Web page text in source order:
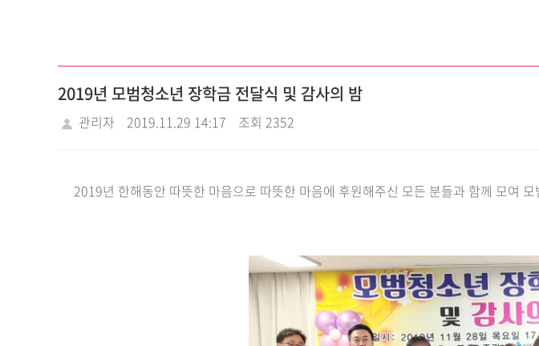
2019년 모범청소년 장학금 전달식 및 감사의 밤
관리자 2019.11.29 14:17 조회 2352
2019년 한해동안 따뜻한 마음으로 따뜻한 마음에 후원해주신 모든 분들과 함께 모여